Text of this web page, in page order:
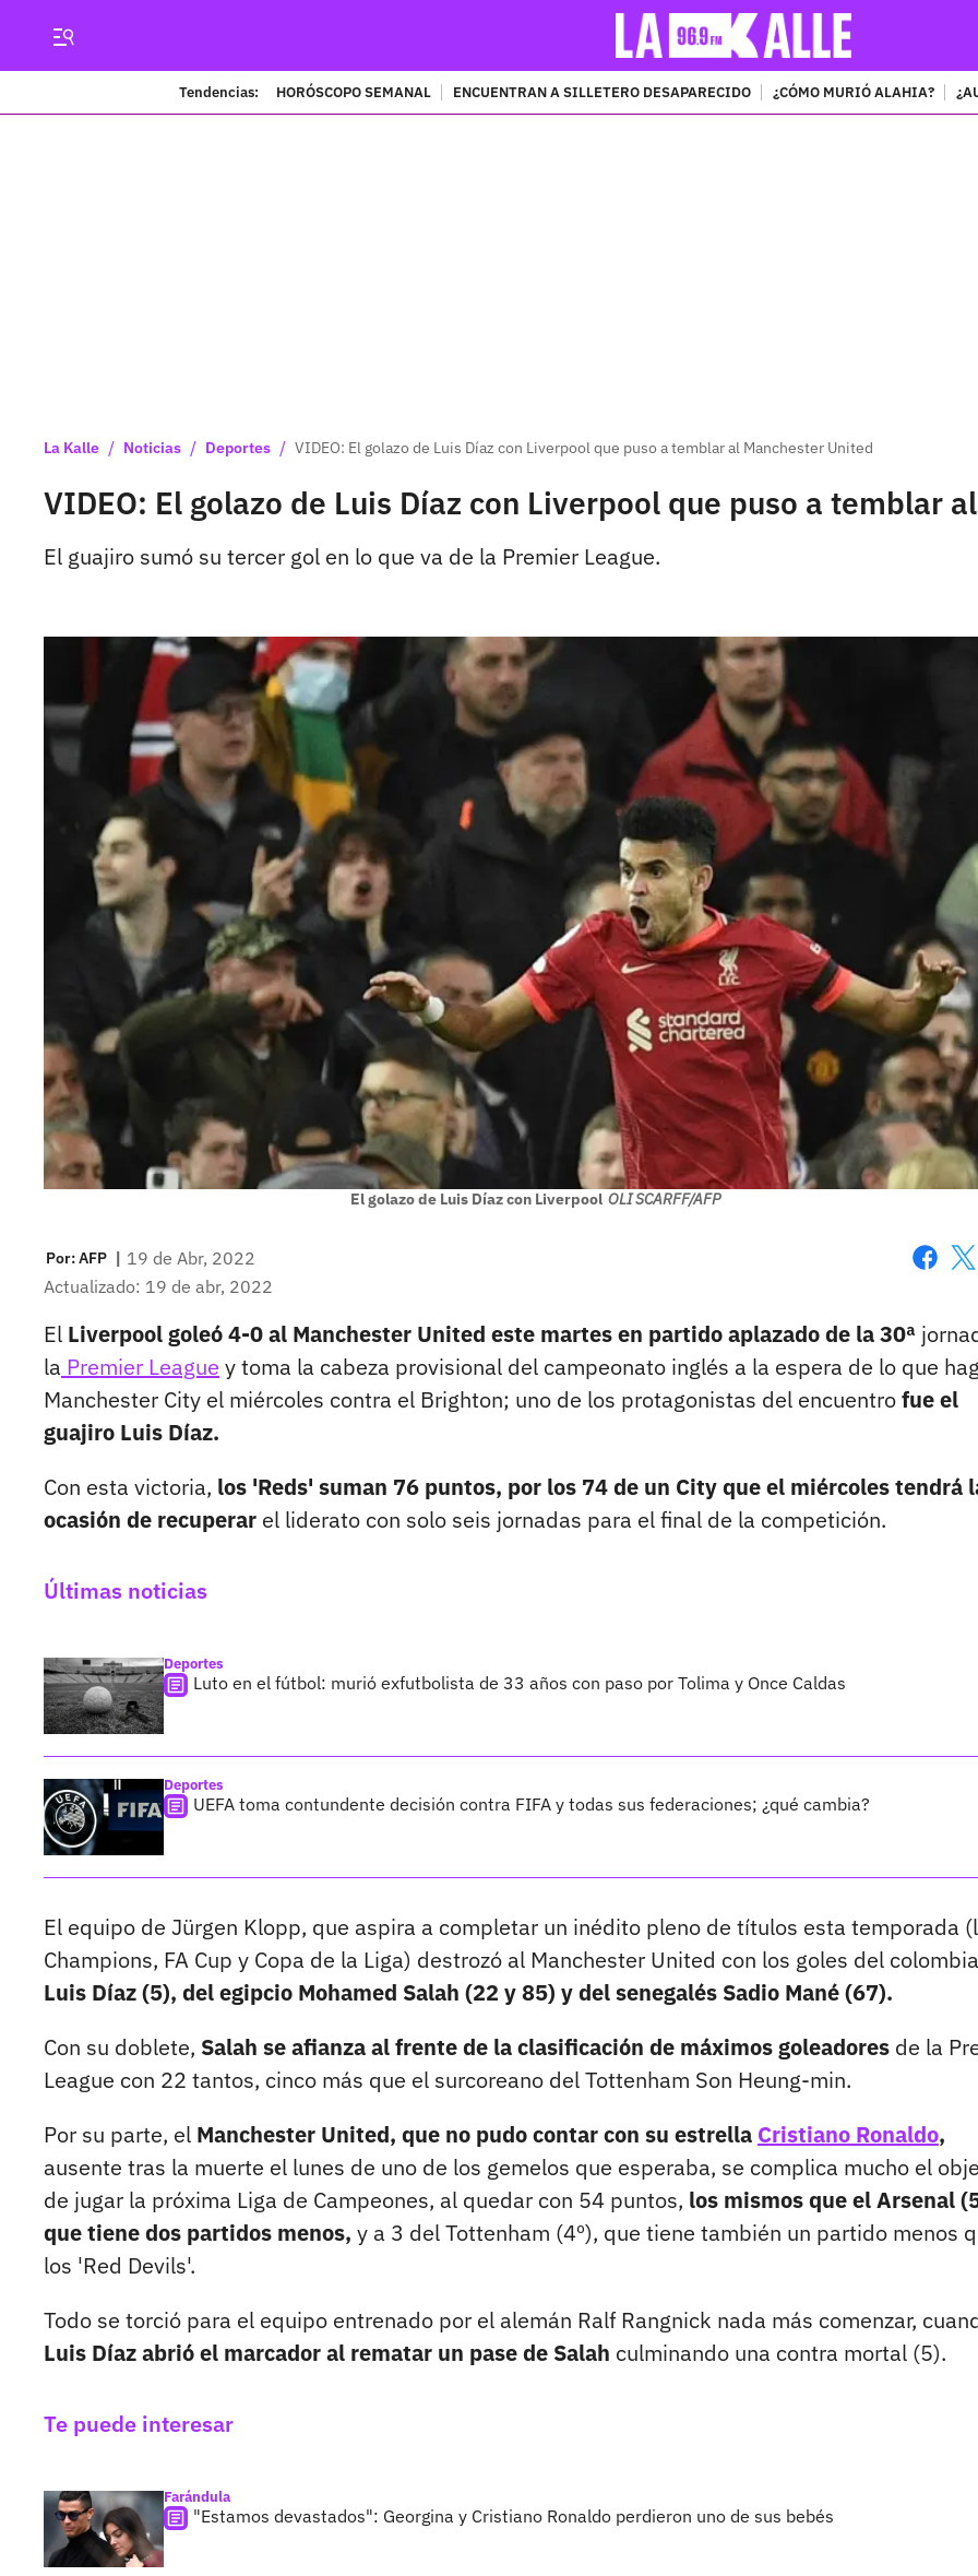
Tendencias: HORÓSCOPO SEMANAL ENCUENTRAN A SILLETERO DESAPARECIDO ¿CÓMO MURIÓ ALAHIA?
La Kalle / Noticias / Deportes / VIDEO: El golazo de Luis Díaz con Liverpool que puso a temblar al Manchester United
VIDEO: El golazo de Luis Díaz con Liverpool que puso a temblar
El guajiro sumó su tercer gol en lo que va de la Premier League.
El golazo de Luis Díaz con Liverpool OLI SCARFF/AFP
Por:AFP | 19 de Abr, 2022
Actualizado: 19 de abr, 2022
El Liverpool goleó 4-0 al Manchester United este martes en partido aplazado de la 30ª
la Premier League y toma la cabeza provisional del campeonato inglés a la espera de lo que
Manchester City el miércoles contra el Brighton; uno de los protagonistas del encuentrofue el
guajiro Luis Díaz.
Con esta victoria, los 'Reds' suman 76 puntos, por los 74 de un City que el miércoles tendrá
ocasión de recuperar el liderato con solo seis jornadas para el final de la competición.
Últimas noticias
Deportes
Luto en el fútbol: murió exfutbolista de 33 años con paso por Tolima y Once Caldas
Deportes
UEFA toma contundente decisión contra FIFA y todas sus federaciones; ¿qué cambia?
El equipo de Jürgen Klopp, que aspira a completar un inédito pleno de títulos esta temporada
Champions, FA Cup y Copa de la Liga) destrozó al Manchester United con los goles del
Luis Díaz (5), del egipcio Mohamed Salah (22 y 85) y del senegalés Sadio Mané (67).
Con su doblete, Salah se afianza al frente de la clasificación de máximos goleadores de la
League con 22 tantos, cinco más que el surcoreano del Tottenham Son Heung-min.
Por su parte, el Manchester United, que no pudo contar con su estrella Cristiano Ronaldo,
ausente tras la muerte el lunes de uno de los gemelos que esperaba, se complica mucho el
de jugar la próxima Liga de Campeones, al quedar con 54 puntos, los mismos que el Arsenal
que tiene dos partidos menos, y a 3 del Tottenham (4º), que tiene también un partido menos
los 'Red Devils'.
Todo se torció para el equipo entrenado por el alemán Ralf Rangnick nada más comenzar,
Luis Díaz abrió el marcador al rematar un pase de Salah culminando una contra mortal (5).
Te puede interesar
Farándula
"Estamos devastados": Georgina y Cristiano Ronaldo perdieron uno de sus bebés